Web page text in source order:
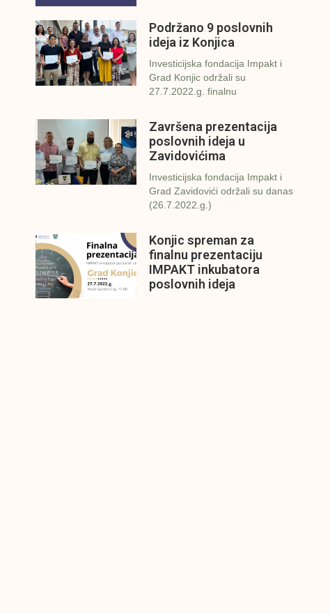
Podržano 9 poslovnih
ideja iz Konjica
Investicijska fondacija Impakt i
Grad Konjic održali su
27.7.2022.g. finalnu
Završena prezentacija
poslovnih ideja u
Zavidovićima
Investicijska fondacija Impakt i
Grad Zavidovići održali su danas
(26.7.2022.g.)
Konjic spreman za
finalnu prezentaciju
IMPAKT inkubatora
poslovnih ideja